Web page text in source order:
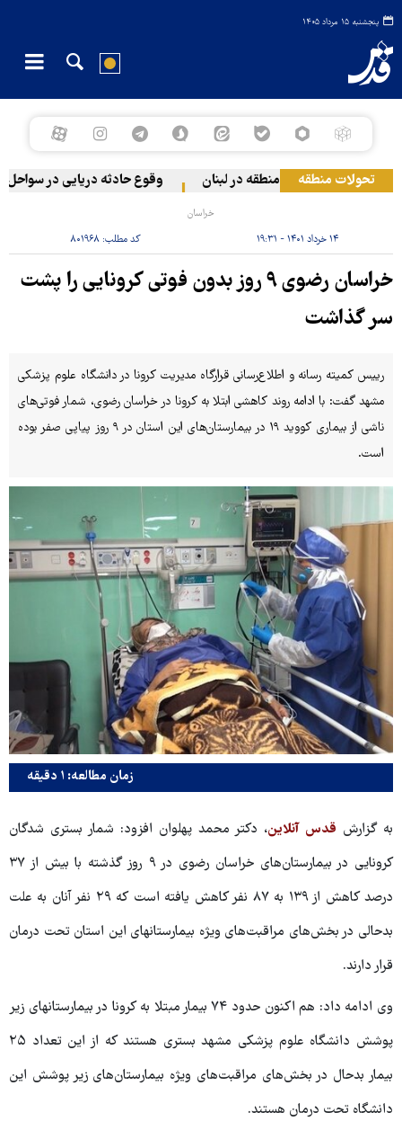
پنجشنبه ۱۵ مرداد ۱۴۰۵
تحولات منطقه
صهیونیستی به دو منطقه در لبنان وقوع حادثه دریایی در سواحل
خراسان
۱۴ خرداد ۱۴۰۱ - ۱۹:۳۱ کد مطلب:۸۰۱۹۶۸
خراسان رضوی ۹ روز بدون فوتی کرونایی را پشت
سر گذاشت
رییس کمیته رسانه و اطلاع‌رسانی قرارگاه مدیریت کرونا در دانشگاه علوم پزشکی
مشهد گفت: با ادامه روند کاهشی ابتلا به کرونا در خراسان رضوی، شمار فوتی‌های
ناشی از بیماری کووید ۱۹ در بیمارستان‌های این استان در ۹ روز پیاپی صفر بوده
است.
زمان مطالعه: ۱ دقیقه
به گزارش قدس آنلاین، دکتر محمد پهلوان افزود: شمار بستری شدگان
کرونایی در بیمارستان‌های خراسان رضوی در ۹ روز گذشته با بیش از ۳۷
درصد کاهش از ۱۳۹ به ۸۷ نفر کاهش یافته است که ۲۹ نفر آنان به علت
بدحالی در بخش‌های مراقبت‌های ویژه بیمارستانهای این استان تحت درمان
قرار دارند.
وی ادامه داد: هم اکنون حدود ۷۴ بیمار مبتلا به کرونا در بیمارستانهای زیر
پوشش دانشگاه علوم پزشکی مشهد بستری هستند که از این تعداد ۲۵
بیمار بدحال در بخش‌های مراقبت‌های ویژه بیمارستان‌های زیر پوشش این
دانشگاه تحت درمان هستند.